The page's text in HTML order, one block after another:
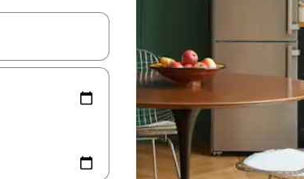
explore-os usando as seta para cima e